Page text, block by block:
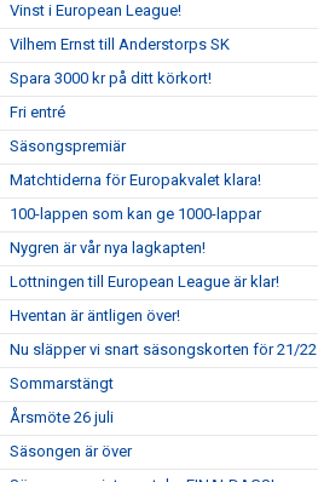
Vinst i European League!
Vilhem Ernst till Anderstorps SK
Spara 3000 kr på ditt körkort!
Fri entré
Säsongspremiär
Matchtiderna för Europakvalet klara!
100-lappen som kan ge 1000-lappar
Nygren är vår nya lagkapten!
Lottningen till European League är klar!
Hventan är äntligen över!
Nu släpper vi snart säsongskorten för 21/22
Sommarstängt
Årsmöte 26 juli
Säsongen är över